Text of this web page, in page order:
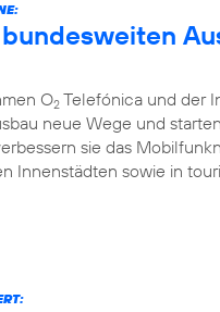
O2 Telefónica und der
neue Wege und
sie das
Innenstädten sowie in